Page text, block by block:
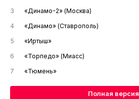
3
«Динамо-2» (Москва)
4
«Динамо» (Ставрополь)
5
«Иртыш»
6
«Торпедо» (Миасс)
7
«Тюмень»
Полная версия